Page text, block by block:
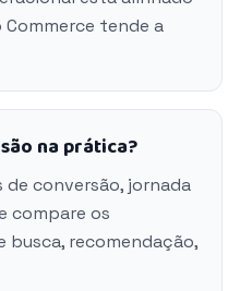
Commerce tende a
na prática?
de conversão, jornada
compare os
recomendação,